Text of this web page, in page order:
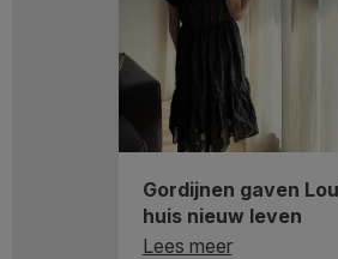
Gordijnen gaven
huis nieuw leven
Lees meer